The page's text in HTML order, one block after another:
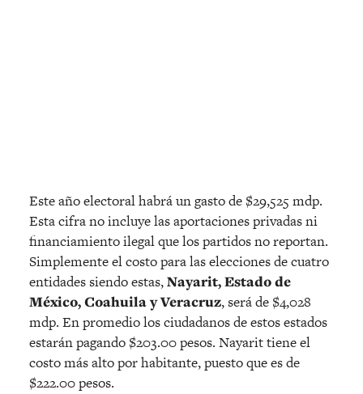
Este año electoral habrá un gasto de $29,525 mdp.
Esta cifra no incluye las aportaciones privadas ni
financiamiento ilegal que los partidos no reportan.
Simplemente el costo para las elecciones de cuatro
entidades siendo estas,Nayarit, Estado de
México, Coahuila y Veracruz, será de $4,028
mdp. En promedio los ciudadanos de estos estados
estarán pagando $203.00 pesos. Nayarit tiene el
costo más alto por habitante, puesto que es de
$222.00 pesos.